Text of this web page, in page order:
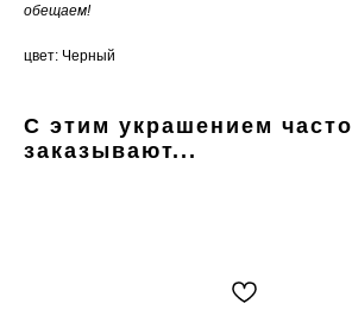
обещаем!
цвет: Черный
С этим украшением часто
заказывают...